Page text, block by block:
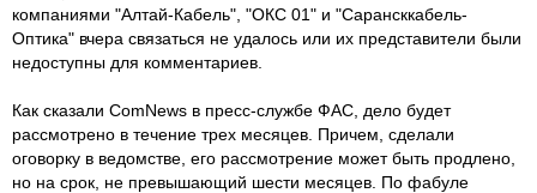
компаниями "Алтай-Кабель", "ОКС 01" и "Сарансккабель-
Оптика" вчера связаться не удалось или их представители были
недоступны для комментариев.
Как сказали ComNews в пресс-службе ФАС, дело будет
рассмотрено в течение трех месяцев. Причем, сделали
оговорку в ведомстве, его рассмотрение может быть продлено,
но на срок, не превышающий шести месяцев. По фабуле